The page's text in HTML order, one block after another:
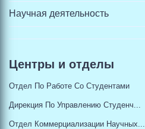
Научная деятельность
Центры и отделы
Отдел По Работе Со Студентами
Дирекция По Управлению Студенч...
Отдел Коммерциализации Научных...